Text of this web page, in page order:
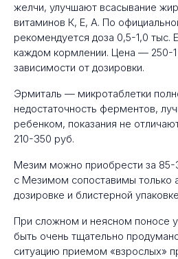
желчи, улучшают всасывание
витаминов К, Е, А. По
рекомендуется доза 0,5-1,0 тыс.
каждом кормлении. Цена — 250-1
зависимости от дозировки.
Эрмиталь — микротаблетки
недостаточность ферментов,
ребенком, показания не
210-350 руб.
Мезим можно приобрести за 85-
с Мезимом сопоставимы только
дозировке и блистерной
При сложном и неясном поносе
быть очень тщательно
ситуацию приемом «взрослых»